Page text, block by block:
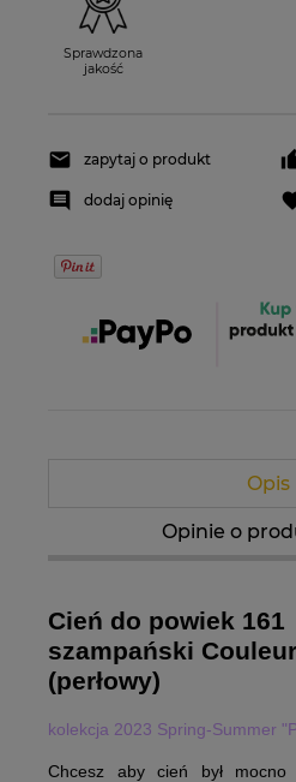
Sprawdzona
jakość
zapytaj o produkt
dodaj opinię
Opis
Opinie o
Cień do powiek 161
szampański
(perłowy)
kolekcja 2023 Spring-Summer
Chcesz aby cień był mocno